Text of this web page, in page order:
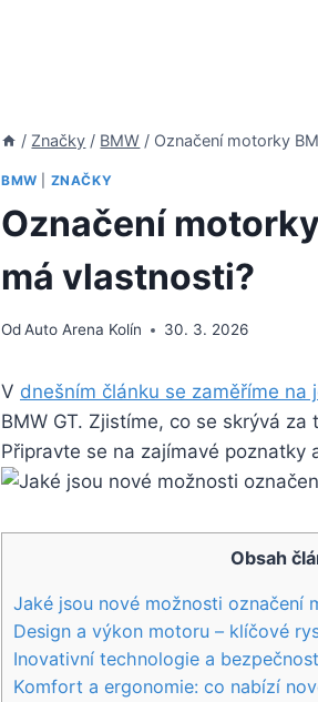
/ Značky / BMW / Označení motorky
BMW ZNAČKY
Označení
má vlastnosti?
OdAuto Arena Kolín 30. 3. 2026
V dnešním článku se zaměříme na
BMW GT. Zjistíme, co se skrývá
Připravte se na zajímavé
Obsah
Jaké jsou nové možnosti označení
Design a výkon motoru – klíčové
Inovativní technologie a
Komfort a ergonomie: co nabízí